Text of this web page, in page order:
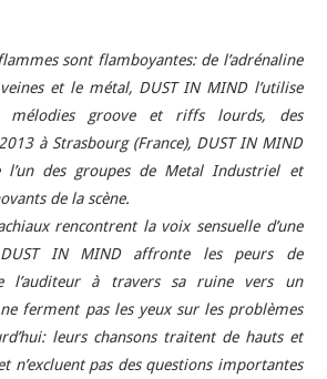
sont flamboyantes: de l’adrénaline
et le métal, DUST IN MIND l’utilise
mélodies groove et riffs lourds, des
à Strasbourg (France), DUST IN MIND
l’un des groupes de Metal Industriel et
de la scène.
rencontrent la voix sensuelle d’une
IN MIND affronte les peurs de
l’auditeur à travers sa ruine vers un
ferment pas les yeux sur les problèmes
leurs chansons traitent de hauts et
n’excluent pas des questions importantes